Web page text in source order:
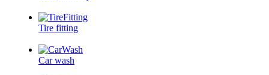
Tire fitting
Car wash